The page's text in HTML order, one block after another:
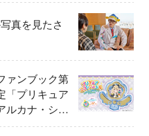
真を見たさ
ァンブック第
「プリキュア
カナ・シャ
クレールを